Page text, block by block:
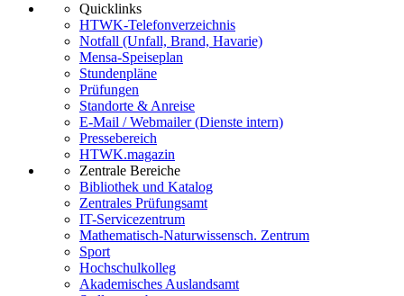
Quicklinks
HTWK-Telefonverzeichnis
Notfall (Unfall, Brand, Havarie)
Mensa-Speiseplan
Stundenpläne
Prüfungen
Standorte & Anreise
E-Mail / Webmailer (Dienste intern)
Pressebereich
HTWK.magazin
Zentrale Bereiche
Bibliothek und Katalog
Zentrales Prüfungsamt
IT-Servicezentrum
Mathematisch-Naturwissensch. Zentrum
Sport
Hochschulkolleg
Akademisches Auslandsamt